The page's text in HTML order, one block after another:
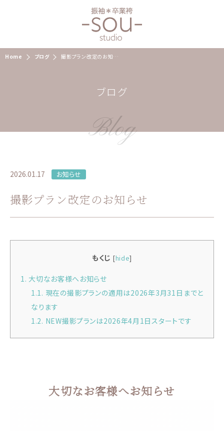
Home ブログ 撮影プラン改定のお知らせ
ブログ
Blog
2026.01.17 お知らせ
撮影プラン改定のお知らせ
もくじ [hide]
1. 大切なお客様へお知らせ
1.1. 現在の撮影プランの適用は2026年3月31日までと
なります
1.2. NEW撮影プランは2026年4月1日スタートです
大切なお客様へお知らせ